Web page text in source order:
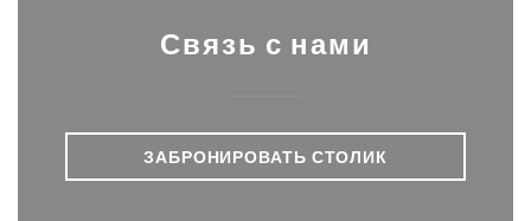
Связь с нами
ЗАБРОНИРОВАТЬ СТОЛИК